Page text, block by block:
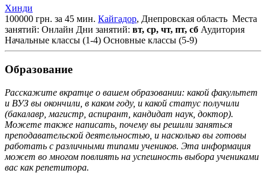
Хинди
100000 грн. за 45 мин. Кайгадор, Днепровская область Места
занятий: Онлайн Дни занятий: вт, ср, чт, пт, сб Аудитория
Начальные классы (1-4) Основные классы (5-9)
Образование
Расскажите вкратце о вашем образовании: какой факультет
и ВУЗ вы окончили, в каком году, и какой статус получили
(бакалавр, магистр, аспирант, кандидат наук, доктор).
Можете также написать, почему вы решили заняться
преподавательской деятельностью, и насколько вы готовы
работать с различными типами учеников. Эта информация
может во многом повлиять на успешность выбора учениками
вас как репетитора.